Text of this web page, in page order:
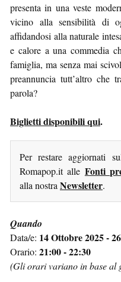
presenta in una veste
vicino alla sensibilità di
affidandosi alla naturale
e calore a una commedia
famiglia, ma senza mai
preannuncia tutt’altro che
parola?
Biglietti disponibili qui.
Per restare aggiornati
Romapop.it alle Fonti
alla nostra Newsletter.
Quando
Data/e: 14 Ottobre 2025 -
Orario: 21:00 - 22:30
(Gli orari variano in base al